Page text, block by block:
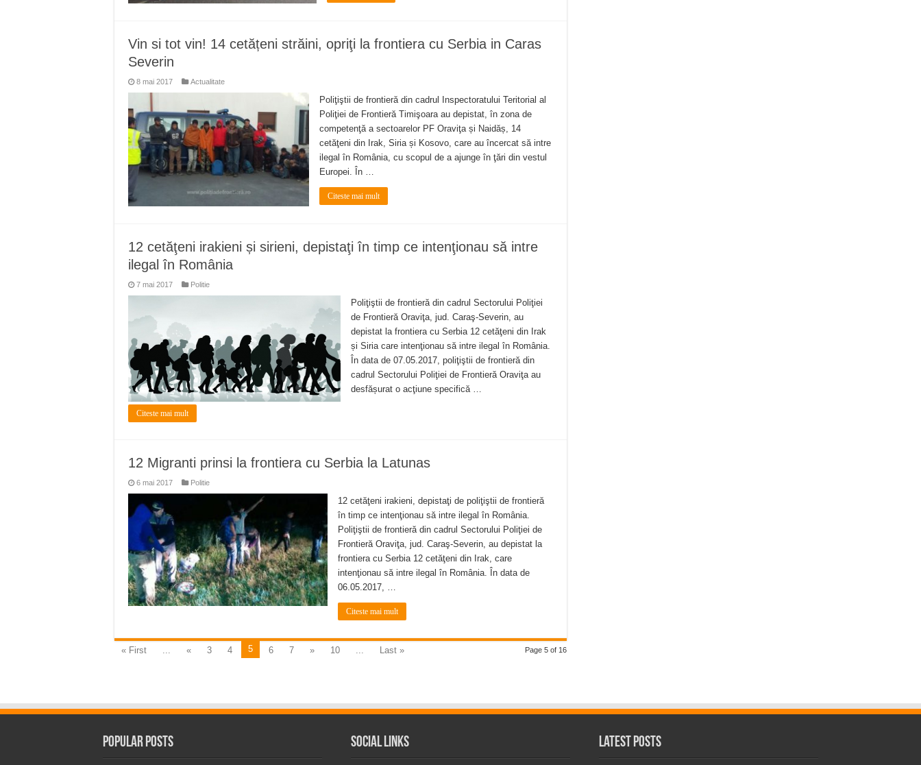
Vin si tot vin! 14 cetățeni străini, opriţi la frontiera cu Serbia in Caras
Severin
8 mai 2017 Actualitate
Poliţiştii de frontieră din cadrul Inspectoratului Teritorial al
Poliţiei de Frontieră Timişoara au depistat, în zona de
competenţă a sectoarelor PF Oraviţa și Naidăș, 14
cetăţeni din Irak, Siria și Kosovo, care au încercat să intre
ilegal în România, cu scopul de a ajunge în ţări din vestul
Europei. În …
Citeste mai mult
12 cetăţeni irakieni și sirieni, depistaţi în timp ce intenţionau să intre
ilegal în România
7 mai 2017 Politie
Poliţiştii de frontieră din cadrul Sectorului Poliţiei
de Frontieră Oraviţa, jud. Caraş-Severin, au
depistat la frontiera cu Serbia 12 cetăţeni din Irak
și Siria care intenţionau să intre ilegal în România.
În data de 07.05.2017, poliţiştii de frontieră din
cadrul Sectorului Poliţiei de Frontieră Oraviţa au
desfășurat o acţiune specifică …
Citeste mai mult
12 Migranti prinsi la frontiera cu Serbia la Latunas
6 mai 2017 Politie
12 cetăţeni irakieni, depistaţi de poliţiştii de frontieră
în timp ce intenţionau să intre ilegal în România.
Poliţiştii de frontieră din cadrul Sectorului Poliţiei de
Frontieră Oraviţa, jud. Caraş-Severin, au depistat la
frontiera cu Serbia 12 cetăţeni din Irak, care
intenţionau să intre ilegal în România. În data de
06.05.2017, …
Citeste mai mult
Page 5 of 16
« First « 3 4 5 6 7 » 10 Last »
Popular Posts Social Links Latest Posts